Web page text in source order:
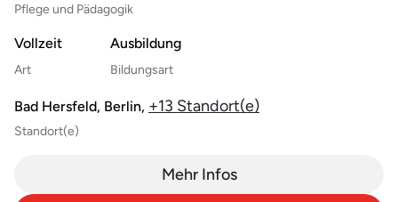
Pflege und Pädagogik
Vollzeit
Art
Ausbildung
Bildungsart
Bad Hersfeld, Berlin, +13 Standort(e)
Standort(e)
Mehr Infos